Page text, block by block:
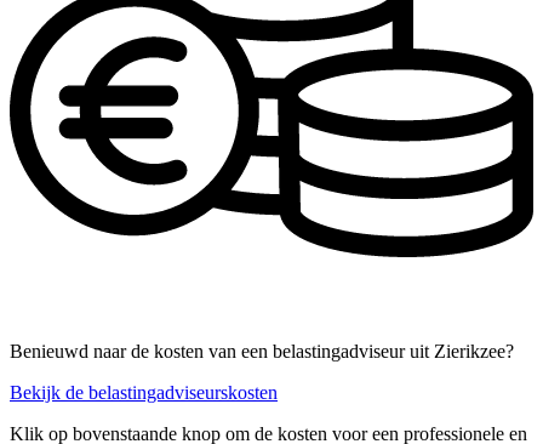
Benieuwd naar de kosten van een belastingadviseur uit Zierikzee?
Bekijk de belastingadviseurskosten
Klik op bovenstaande knop om de kosten voor een professionele en